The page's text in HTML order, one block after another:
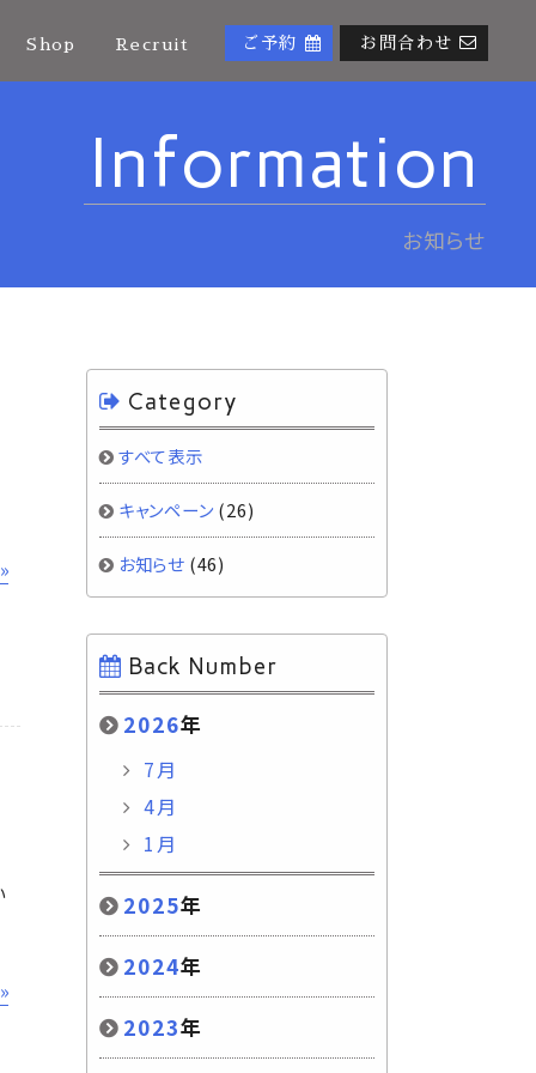
Shop Recruit ご予約 お問合わせ
Information
お知らせ
Category
すべて表示
キャンペーン (26)
お知らせ (46)
Back Number
2026年
7月
4月
1月
2025年
2024年
2023年